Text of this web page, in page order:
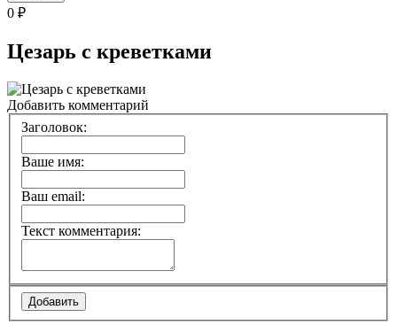
0 ₽
Цезарь с креветками
Добавить комментарий
Заголовок:
Ваше имя:
Ваш email:
Текст комментария: